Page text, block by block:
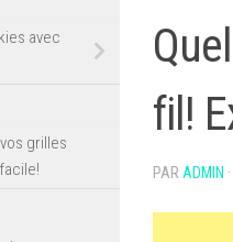
fil!
PAR ADMIN ·
avec
grilles